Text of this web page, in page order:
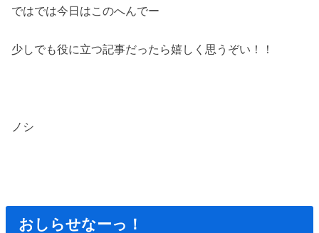
ではでは今日はこのへんでー
少しでも役に立つ記事だったら嬉しく思うぞい！！
ノシ
おしらせなーっ！